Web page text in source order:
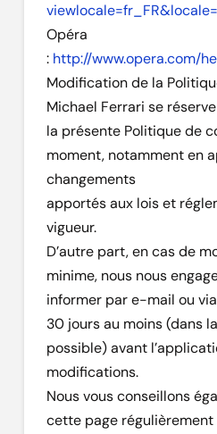
Opéra
: http://www.opera.com/
Modification de la
Michael Ferrari se
la présente Politique de
moment, notamment en
changements
apportés aux lois et
vigueur.
D’autre part, en cas de
minime, nous nous
informer par e-mail ou
30 jours au moins (dans
possible) avant
modifications.
Nous vous conseillons
cette page